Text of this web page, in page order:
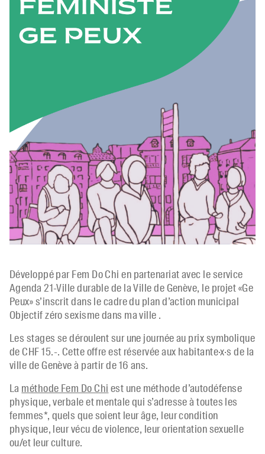
Développé par Fem Do Chi en partenariat avec le service
Agenda 21-Ville durable de la Ville de Genève, le projet «Ge
Peux» s’inscrit dans le cadre du plan d’action municipal
Objectif zéro sexisme dans ma ville .
Les stages se déroulent sur une journée au prix symbolique
de CHF 15.-. Cette offre est réservée aux habitante·x·s de la
ville de Genève à partir de 16 ans.
La méthode Fem Do Chi est une méthode d’autodéfense
physique, verbale et mentale qui s’adresse à toutes les
femmes*, quels que soient leur âge, leur condition
physique, leur vécu de violence, leur orientation sexuelle
ou/et leur culture.